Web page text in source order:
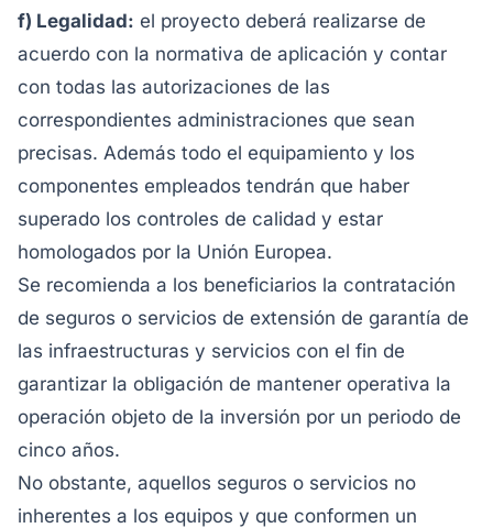
f) Legalidad: el proyecto deberá realizarse de
acuerdo con la normativa de aplicación y contar
con todas las autorizaciones de las
correspondientes administraciones que sean
precisas. Además todo el equipamiento y los
componentes empleados tendrán que haber
superado los controles de calidad y estar
homologados por la Unión Europea.
Se recomienda a los beneficiarios la contratación
de seguros o servicios de extensión de garantía de
las infraestructuras y servicios con el fin de
garantizar la obligación de mantener operativa la
operación objeto de la inversión por un periodo de
cinco años.
No obstante, aquellos seguros o servicios no
inherentes a los equipos y que conformen un